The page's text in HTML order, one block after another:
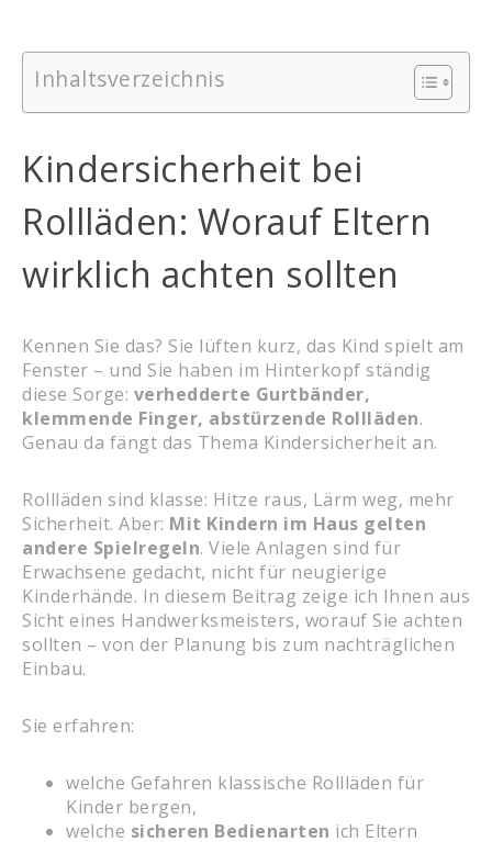
Inhaltsverzeichnis
Kindersicherheit bei
Rollläden: Worauf Eltern
wirklich achten sollten
Kennen Sie das? Sie lüften kurz, das Kind spielt am
Fenster – und Sie haben im Hinterkopf ständig
diese Sorge: verhedderte Gurtbänder,
klemmende Finger, abstürzende Rollläden.
Genau da fängt das Thema Kindersicherheit an.
Rollläden sind klasse: Hitze raus, Lärm weg, mehr
Sicherheit. Aber: Mit Kindern im Haus gelten
andere Spielregeln. Viele Anlagen sind für
Erwachsene gedacht, nicht für neugierige
Kinderhände. In diesem Beitrag zeige ich Ihnen aus
Sicht eines Handwerksmeisters, worauf Sie achten
sollten – von der Planung bis zum nachträglichen
Einbau.
Sie erfahren:
welche Gefahren klassische Rollläden für
Kinder bergen,
welche sicheren Bedienarten ich Eltern